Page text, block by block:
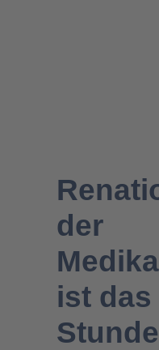
der
ist das